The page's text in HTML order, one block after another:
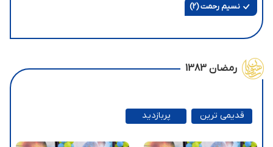
نسیم رحمت (2)
رمضان 1383
پربازدید
قدیمی ترین